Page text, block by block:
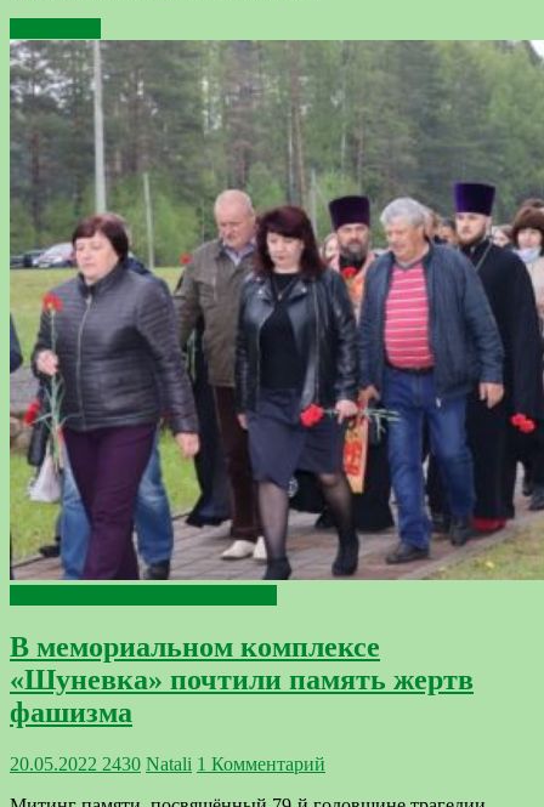
В мемориальном комплексе
«Шуневка» почтили память жертв
фашизма
20.05.2022 2430 Natali 1 Комментарий